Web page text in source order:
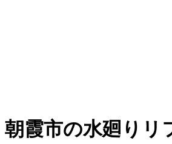
朝霞市の水廻りリ